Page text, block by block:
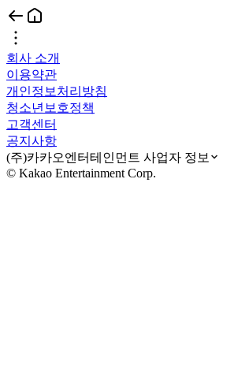
회사 소개
이용약관
개인정보처리방침
청소년보호정책
고객센터
공지사항
(주)카카오엔터테인먼트 사업자 정보
© Kakao Entertainment Corp.